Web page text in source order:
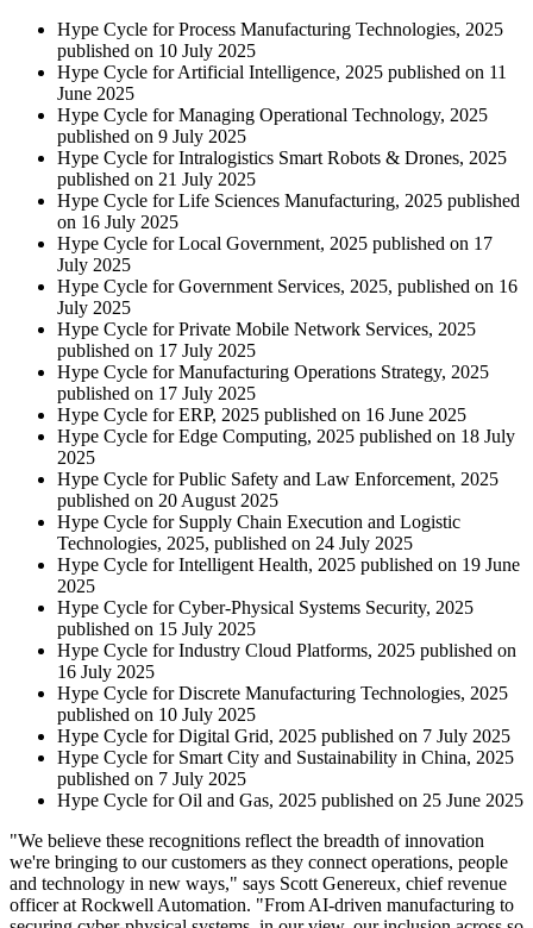
Hype Cycle for Process Manufacturing Technologies, 2025
published on 10 July 2025
Hype Cycle for Artificial Intelligence, 2025 published on 11
June 2025
Hype Cycle for Managing Operational Technology, 2025
published on 9 July 2025
Hype Cycle for Intralogistics Smart Robots & Drones, 2025
published on 21 July 2025
Hype Cycle for Life Sciences Manufacturing, 2025 published
on 16 July 2025
Hype Cycle for Local Government, 2025 published on 17
July 2025
Hype Cycle for Government Services, 2025, published on 16
July 2025
Hype Cycle for Private Mobile Network Services, 2025
published on 17 July 2025
Hype Cycle for Manufacturing Operations Strategy, 2025
published on 17 July 2025
Hype Cycle for ERP, 2025 published on 16 June 2025
Hype Cycle for Edge Computing, 2025 published on 18 July
2025
Hype Cycle for Public Safety and Law Enforcement, 2025
published on 20 August 2025
Hype Cycle for Supply Chain Execution and Logistic
Technologies, 2025, published on 24 July 2025
Hype Cycle for Intelligent Health, 2025 published on 19 June
2025
Hype Cycle for Cyber-Physical Systems Security, 2025
published on 15 July 2025
Hype Cycle for Industry Cloud Platforms, 2025 published on
16 July 2025
Hype Cycle for Discrete Manufacturing Technologies, 2025
published on 10 July 2025
Hype Cycle for Digital Grid, 2025 published on 7 July 2025
Hype Cycle for Smart City and Sustainability in China, 2025
published on 7 July 2025
Hype Cycle for Oil and Gas, 2025 published on 25 June 2025
"We believe these recognitions reflect the breadth of innovation
we're bringing to our customers as they connect operations, people
and technology in new ways," says Scott Genereux, chief revenue
officer at Rockwell Automation. "From AI-driven manufacturing to